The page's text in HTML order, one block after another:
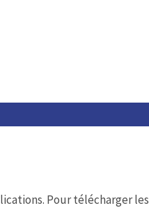
Pour télécharger